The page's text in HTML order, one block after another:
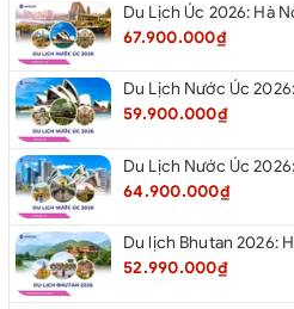
67.900.000₫
59.900.000₫
64.900.000₫
52.990.000₫